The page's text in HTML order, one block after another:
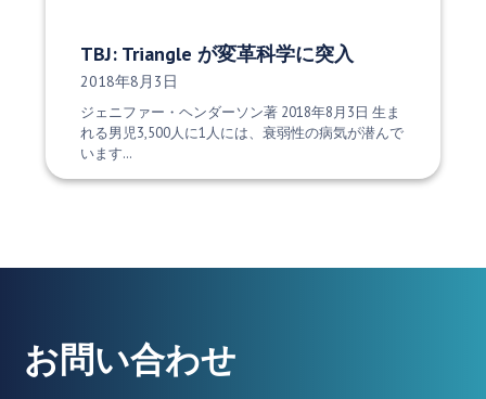
TBJ: Triangle が変革科学に突入
発行日:
2018年8月3日
ジェニファー・ヘンダーソン著 2018年8月3日 生ま
れる男児3,500人に1人には、衰弱性の病気が潜んで
います…
お問い合わせ